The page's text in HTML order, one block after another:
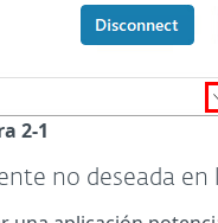
2-1
no deseada en